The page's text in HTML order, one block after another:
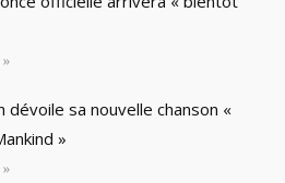
»
dévoile sa nouvelle chanson «
»
»